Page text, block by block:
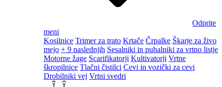
Odprite
meni
Kosilnice Trimer za trato Krtače Črpalke Škarje za živo
mejo + 9 naslednjih Sesalniki in puhalniki za vrtno listje
Motorne žage Scarifikatorji Kultivatorji Vrtne
škropilnice Tlačni čistilci Cevi in vozički za cevi
Drobilniki vej Vrtni svedri